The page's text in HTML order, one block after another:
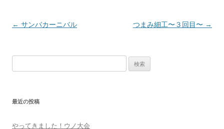
投
ョ
← サンバカーニバル つまみ細工〜３回目〜 →
索:
最近の投稿
やってきました！ウノ大会